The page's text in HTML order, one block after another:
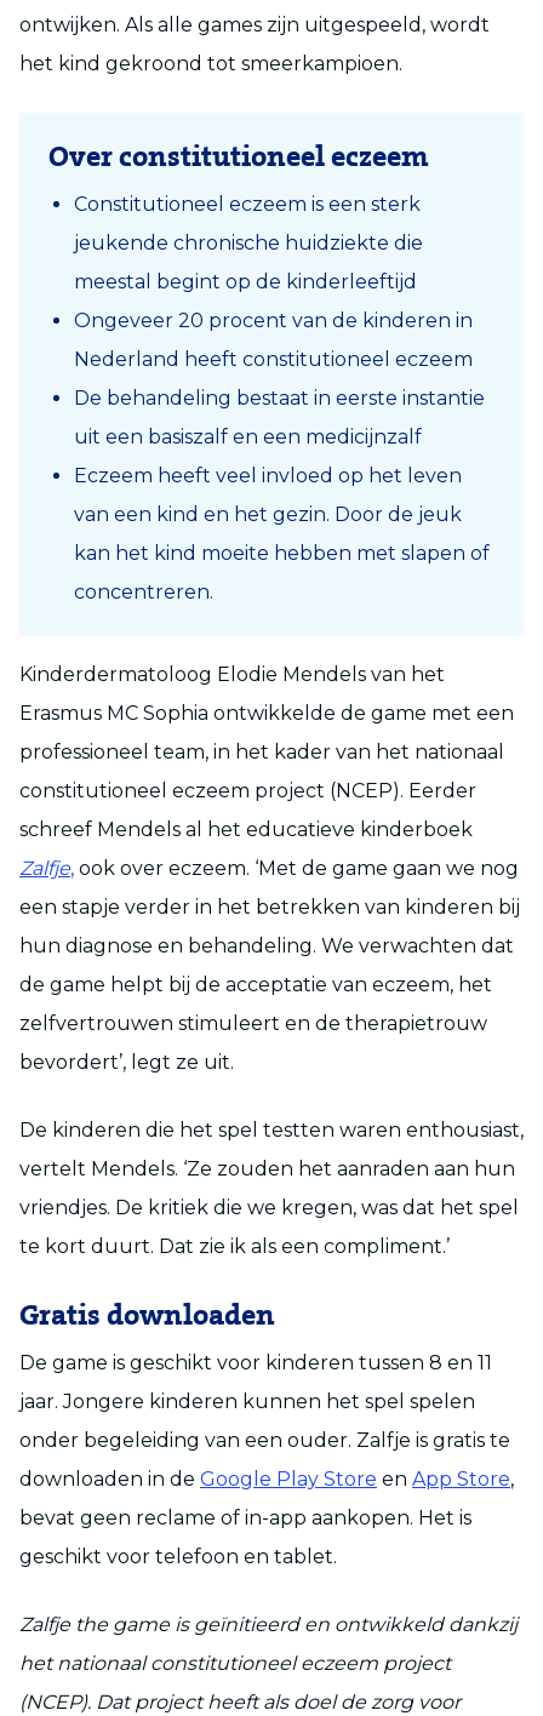
ontwijken. Als alle games zijn uitgespeeld, wordt
het kind gekroond tot smeerkampioen.
Over constitutioneel eczeem
Constitutioneel eczeem is een sterk
jeukende chronische huidziekte die
meestal begint op de kinderleeftijd
Ongeveer 20 procent van de kinderen in
Nederland heeft constitutioneel eczeem
De behandeling bestaat in eerste instantie
uit een basiszalf en een medicijnzalf
Eczeem heeft veel invloed op het leven
van een kind en het gezin. Door de jeuk
kan het kind moeite hebben met slapen of
concentreren.
Kinderdermatoloog Elodie Mendels van het
Erasmus MC Sophia ontwikkelde de game met een
professioneel team, in het kader van het nationaal
constitutioneel eczeem project (NCEP). Eerder
schreef Mendels al het educatieve kinderboek
Zalfje, ook over eczeem. ‘Met de game gaan we nog
een stapje verder in het betrekken van kinderen bij
hun diagnose en behandeling. We verwachten dat
de game helpt bij de acceptatie van eczeem, het
zelfvertrouwen stimuleert en de therapietrouw
bevordert’, legt ze uit.
De kinderen die het spel testten waren enthousiast,
vertelt Mendels. ‘Ze zouden het aanraden aan hun
vriendjes. De kritiek die we kregen, was dat het spel
te kort duurt. Dat zie ik als een compliment.’
Gratis downloaden
De game is geschikt voor kinderen tussen 8 en 11
jaar. Jongere kinderen kunnen het spel spelen
onder begeleiding van een ouder. Zalfje is gratis te
downloaden in de Google Play Store en App Store,
bevat geen reclame of in-app aankopen. Het is
geschikt voor telefoon en tablet.
Zalfje the game is geïnitieerd en ontwikkeld dankzij
het nationaal constitutioneel eczeem project
(NCEP). Dat project heeft als doel de zorg voor